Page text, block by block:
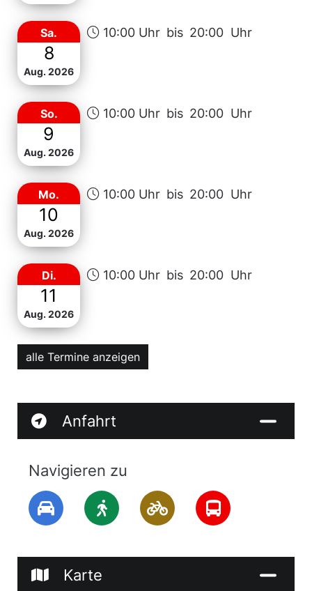
Sa.
8
Aug. 2026
10:00 Uhr bis 20:00 Uhr
So.
9
Aug. 2026
10:00 Uhr bis 20:00 Uhr
Mo.
10
Aug. 2026
10:00 Uhr bis 20:00 Uhr
Di.
11
Aug. 2026
10:00 Uhr bis 20:00 Uhr
alle Termine anzeigen
Anfahrt
Navigieren zu
Karte